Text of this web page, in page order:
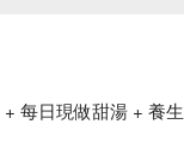
每日現做甜湯 + 養生